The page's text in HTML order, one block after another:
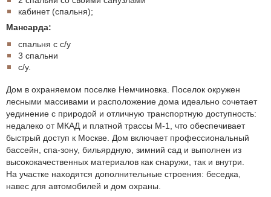
кабинет (спальня);
Мансарда:
спальня с с/у
3 спальни
с/у.
Дом в охраняемом поселке Немчиновка. Поселок окружен
лесными массивами и расположение дома идеально сочетает
уединение с природой и отличную транспортную доступность:
недалеко от МКАД и платной трассы М-1, что обеспечивает
быстрый доступ к Москве. Дом включает профессиональный
бассейн, спа-зону, бильярдную, зимний сад и выполнен из
высококачественных материалов как снаружи, так и внутри.
На участке находятся дополнительные строения: беседка,
навес для автомобилей и дом охраны.